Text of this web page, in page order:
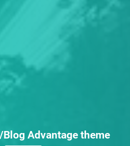
Blog Advantage theme